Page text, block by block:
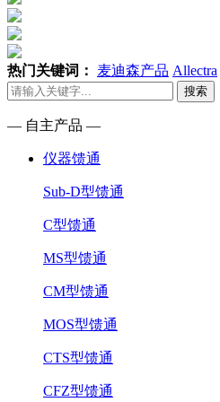
热门关键词： 麦迪森产品 Allectra
搜索
— 自主产品 —
仪器馈通
Sub-D型馈通
C型馈通
MS型馈通
CM型馈通
MOS型馈通
CTS型馈通
CFZ型馈通